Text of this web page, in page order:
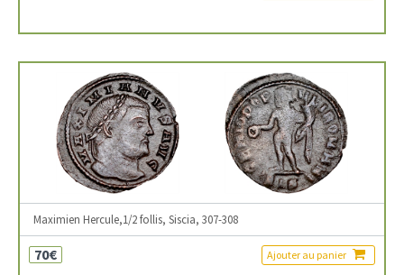
Maximien Hercule,1/2 follis, Siscia, 307-308
70€ Ajouter au panier